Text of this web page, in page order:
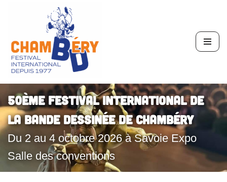
au
contenu
50ème Festival International de
la Bande Dessinée de Chambéry
Du 2 au 4 octobre 2026 à Savoie Expo
Salle des conventions